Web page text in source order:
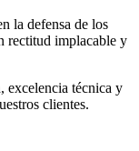
la defensa de los
rectitud implacable y
excelencia técnica y
clientes.